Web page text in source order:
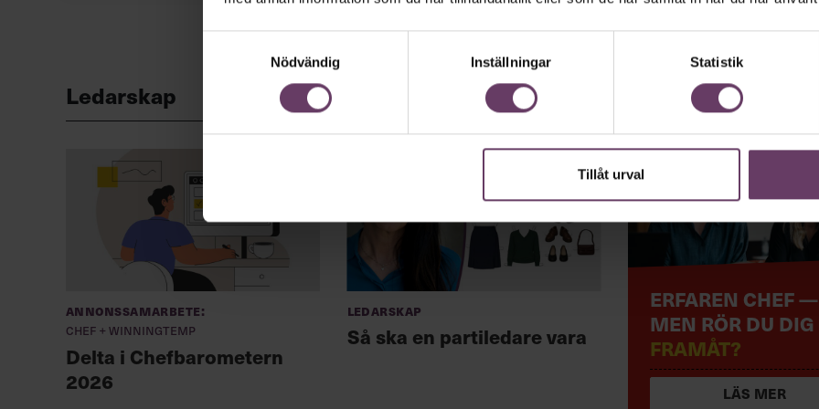
Nödvändig
Inställningar Statistik
Tillåt urval
Ledarskap
Annonssamarbete:
Chef + Winningtemp
Delta i Chefbarometern
2026
Ledarskap
Så ska en partiledare vara
ERFAREN CHEF —
MEN RÖR DU DIG
FRAMÅT?
LÄS MER